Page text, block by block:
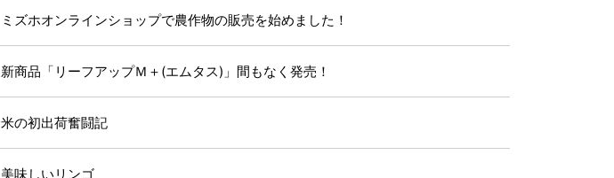
ミズホオンラインショップで農作物の販売を始めました！
新商品「リーフアップＭ＋(エムタス)」間もなく発売！
米の初出荷奮闘記
美味しいリンゴ